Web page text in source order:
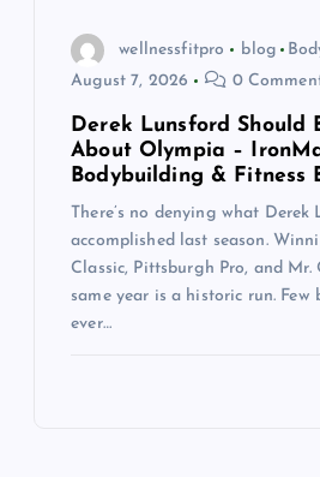
wellnessfitpro blog
August 7, 2026
0
Derek Lunsford Should
About Olympia –
Bodybuilding & Fitness
There’s no denying what Derek
accomplished last season.
Classic, Pittsburgh Pro, and
same year is a historic run. Few
ever…